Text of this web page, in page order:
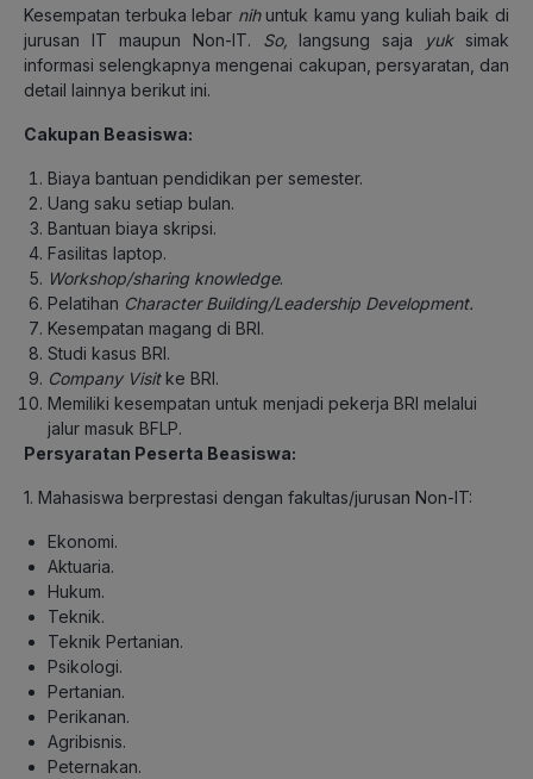
Kesempatan terbuka lebar nihuntuk kamu yang kuliah baik di
jurusan IT maupun Non-IT. So, langsung saja yuksimak
informasi selengkapnya mengenai cakupan, persyaratan, dan
detail lainnya berikut ini.
Cakupan Beasiswa:
Biaya bantuan pendidikan per semester.
Uang saku setiap bulan.
Bantuan biaya skripsi.
Fasilitas laptop.
Workshop/sharing knowledge.
Pelatihan Character Building/Leadership Development.
Kesempatan magang di BRI.
Studi kasus BRI.
Company Visitke BRI.
Memiliki kesempatan untuk menjadi pekerja BRI melalui
jalur masuk BFLP.
Persyaratan Peserta Beasiswa:
1. Mahasiswa berprestasi dengan fakultas/jurusan Non-IT:
Ekonomi.
Aktuaria.
Hukum.
Teknik.
Teknik Pertanian.
Psikologi.
Pertanian.
Perikanan.
Agribisnis.
Peternakan.